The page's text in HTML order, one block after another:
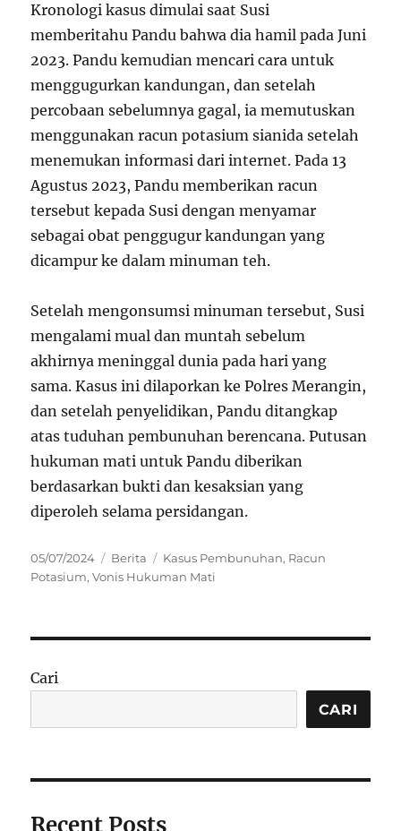
Kronologi kasus dimulai saat Susi
memberitahu Pandu bahwa dia hamil pada Juni
2023. Pandu kemudian mencari cara untuk
menggugurkan kandungan, dan setelah
percobaan sebelumnya gagal, ia memutuskan
menggunakan racun potasium sianida setelah
menemukan informasi dari internet. Pada 13
Agustus 2023, Pandu memberikan racun
tersebut kepada Susi dengan menyamar
sebagai obat penggugur kandungan yang
dicampur ke dalam minuman teh.
Setelah mengonsumsi minuman tersebut, Susi
mengalami mual dan muntah sebelum
akhirnya meninggal dunia pada hari yang
sama. Kasus ini dilaporkan ke Polres Merangin,
dan setelah penyelidikan, Pandu ditangkap
atas tuduhan pembunuhan berencana. Putusan
hukuman mati untuk Pandu diberikan
berdasarkan bukti dan kesaksian yang
diperoleh selama persidangan.
Posted
on
05/07/2024 Categories
Berita Tags
Kasus Pembunuhan, Racun
Potasium,Vonis Hukuman Mati
Cari
CARI